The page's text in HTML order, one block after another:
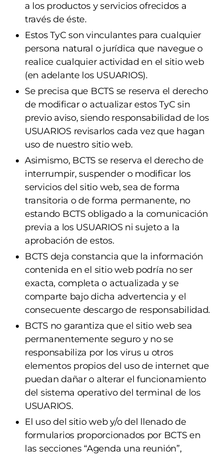
a los productos y servicios ofrecidos a
través de éste.
Estos TyC son vinculantes para cualquier
persona natural o jurídica que navegue o
realice cualquier actividad en el sitio web
(en adelante los USUARIOS).
Se precisa que BCTS se reserva el derecho
de modificar o actualizar estos TyC sin
previo aviso, siendo responsabilidad de los
USUARIOS revisarlos cada vez que hagan
uso de nuestro sitio web.
Asimismo, BCTS se reserva el derecho de
interrumpir, suspender o modificar los
servicios del sitio web, sea de forma
transitoria o de forma permanente, no
estando BCTS obligado a la comunicación
previa a los USUARIOS ni sujeto a la
aprobación de estos.
BCTS deja constancia que la información
contenida en el sitio web podría no ser
exacta, completa o actualizada y se
comparte bajo dicha advertencia y el
consecuente descargo de responsabilidad.
BCTS no garantiza que el sitio web sea
permanentemente seguro y no se
responsabiliza por los virus u otros
elementos propios del uso de internet que
puedan dañar o alterar el funcionamiento
del sistema operativo del terminal de los
USUARIOS.
El uso del sitio web y/o del llenado de
formularios proporcionados por BCTS en
las secciones “Agenda una reunión”,